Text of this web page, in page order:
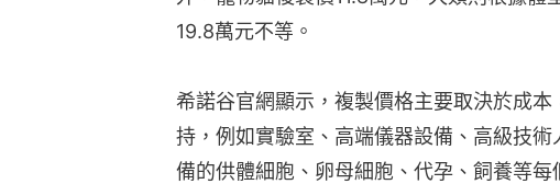
19.8萬元不等。
希諾谷官網顯示，複製價格主要取決於成
持，例如實驗室、高端儀器設備、高級技
備的供體細胞、卵母細胞、代孕、飼養等